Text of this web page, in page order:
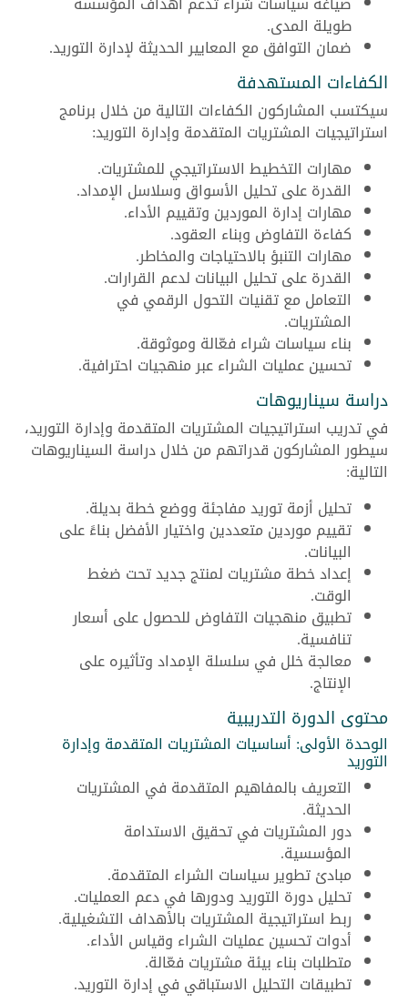
طويلة المدى.
ضمان التوافق مع المعايير الحديثة لإدارة التوريد.
الكفاءات المستهدفة
سيكتسب المشاركون الكفاءات التالية من خلال برنامج
استراتيجيات المشتريات المتقدمة وإدارة التوريد:
مهارات التخطيط الاستراتيجي للمشتريات.
القدرة على تحليل الأسواق وسلاسل الإمداد.
مهارات إدارة الموردين وتقييم الأداء.
كفاءة التفاوض وبناء العقود.
مهارات التنبؤ بالاحتياجات والمخاطر.
القدرة على تحليل البيانات لدعم القرارات.
التعامل مع تقنيات التحول الرقمي في
المشتريات.
بناء سياسات شراء فعّالة وموثوقة.
تحسين عمليات الشراء عبر منهجيات احترافية.
دراسة سيناريوهات
في تدريب استراتيجيات المشتريات المتقدمة وإدارة التوريد،
سيطور المشاركون قدراتهم من خلال دراسة السيناريوهات
التالية:
تحليل أزمة توريد مفاجئة ووضع خطة بديلة.
تقييم موردين متعددين واختيار الأفضل بناءً على
البيانات.
إعداد خطة مشتريات لمنتج جديد تحت ضغط
الوقت.
تطبيق منهجيات التفاوض للحصول على أسعار
تنافسية.
معالجة خلل في سلسلة الإمداد وتأثيره على
الإنتاج.
محتوى الدورة التدريبية
الوحدة الأولى: أساسيات المشتريات المتقدمة وإدارة
التوريد
التعريف بالمفاهيم المتقدمة في المشتريات
الحديثة.
دور المشتريات في تحقيق الاستدامة
المؤسسية.
مبادئ تطوير سياسات الشراء المتقدمة.
تحليل دورة التوريد ودورها في دعم العمليات.
ربط استراتيجية المشتريات بالأهداف التشغيلية.
أدوات تحسين عمليات الشراء وقياس الأداء.
متطلبات بناء بيئة مشتريات فعّالة.
تطبيقات التحليل الاستباقي في إدارة التوريد.